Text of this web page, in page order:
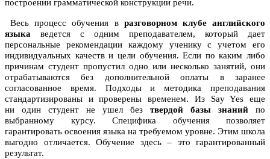
построении грамматической конструкции речи.
Весь процесс обучения в разговорном клубе английского
языка ведется с одним преподавателем, который дает
персональные рекомендации каждому ученику с учетом его
индивидуальных качеств и цели обучения. Если по каким либо
причинам студент пропустил одно или несколько занятий, они
отрабатываются без дополнительной оплаты в заранее
согласованное время. Подходы и методика преподавания
стандартизированы и проверены временем. Из Say Yes еще
ни один студент не ушел без твердой базы знаний по
выбранному курсу. Специфика обучения позволяет
гарантировать освоения языка на требуемом уровне. Этим школа
выгодно отличается. Обучение здесь – это гарантированный
результат.